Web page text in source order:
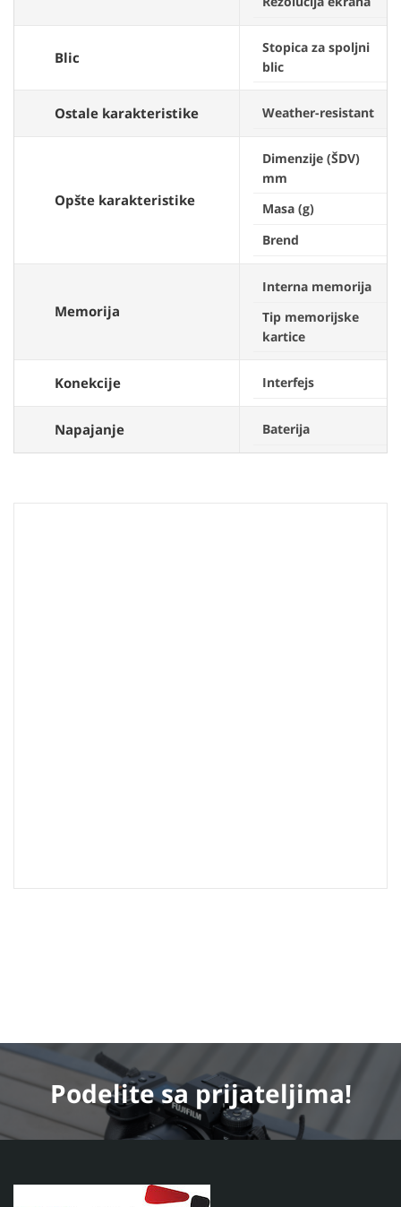
Blic
Stopica za spoljni
blic
Ostale karakteristike Weather-resistant
Opšte karakteristike
Dimenzije (ŠDV)
mm
Masa (g)
Brend
Memorija
Interna memorija
Tip memorijske
kartice
Konekcije Interfejs
Napajanje Baterija
Podelitesa prijateljima!